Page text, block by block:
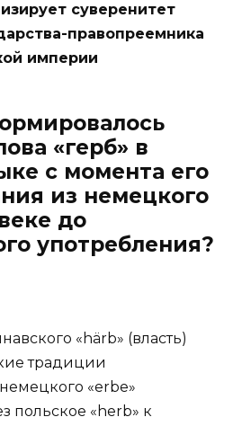
суверенитет
правопреемника
империи
«герб» в
с момента его
из немецкого
до
употребления?
«härb» (власть)
традиции
«erbe»
польское «herb» к